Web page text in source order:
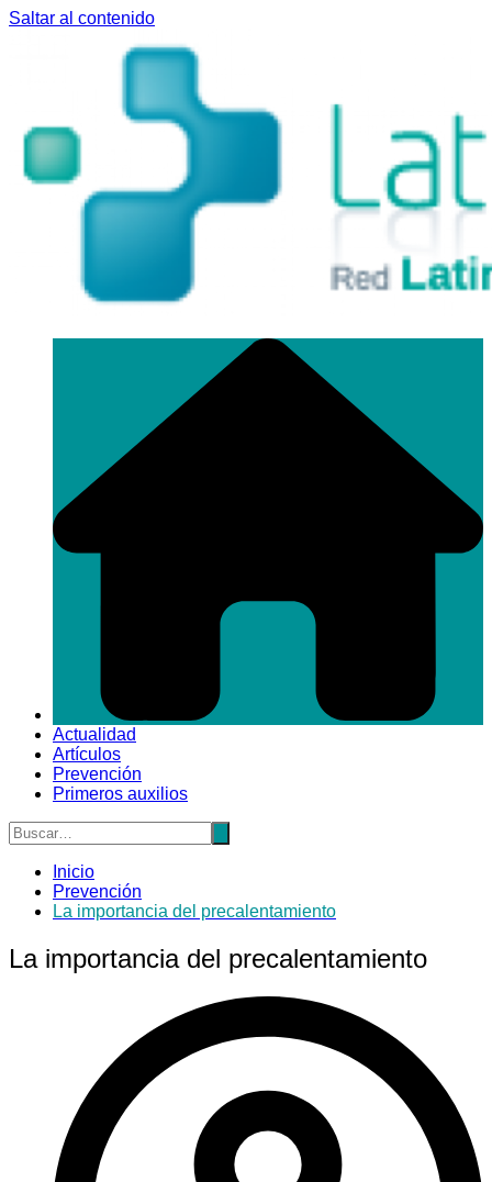
Saltar al contenido
Actualidad
Artículos
Prevención
Primeros auxilios
Inicio
Prevención
La importancia del precalentamiento
La importancia del precalentamiento